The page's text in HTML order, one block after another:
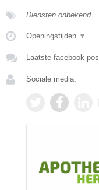
Diensten onbekend
Openingstijden ▼
Laatste facebook
Sociale media: